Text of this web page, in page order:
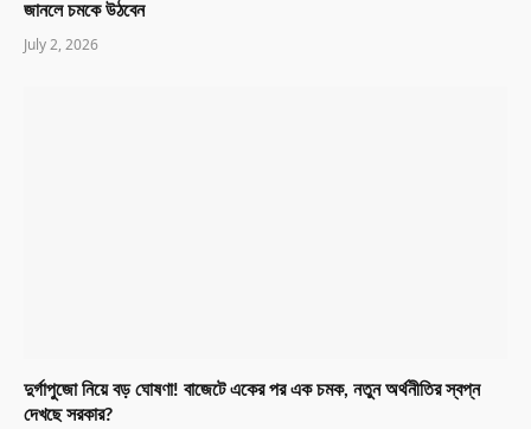
জানলে চমকে উঠবেন
July 2, 2026
দুর্গাপুজো নিয়ে বড় ঘোষণা! বাজেটে একের পর এক চমক, নতুন অর্থনীতির স্বপ্ন
দেখছে সরকার?